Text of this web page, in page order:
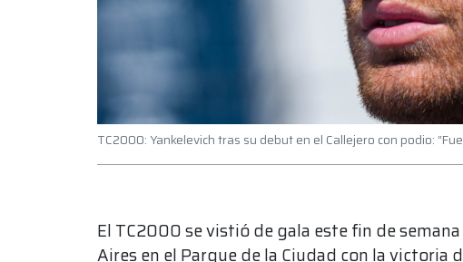
TC2000: Yankelevich tras su debut en el Callejero con podio:
El TC2000 se vistió de gala este fin de
Aires en el Parque de la Ciudad con la victoria